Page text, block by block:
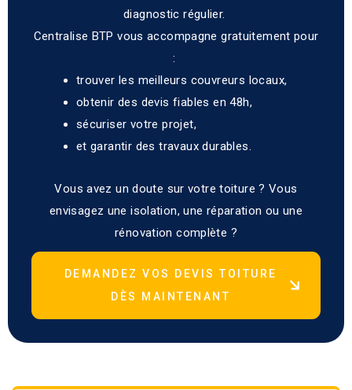
diagnostic régulier.
Centralise BTP vous accompagne gratuitement pour
:
trouver les meilleurs couvreurs locaux,
obtenir des devis fiables en 48h,
sécuriser votre projet,
et garantir des travaux durables.
Vous avez un doute sur votre toiture ? Vous
envisagez une isolation, une réparation ou une
rénovation complète ?
DEMANDEZ VOS DEVIS TOITURE
DÈS MAINTENANT